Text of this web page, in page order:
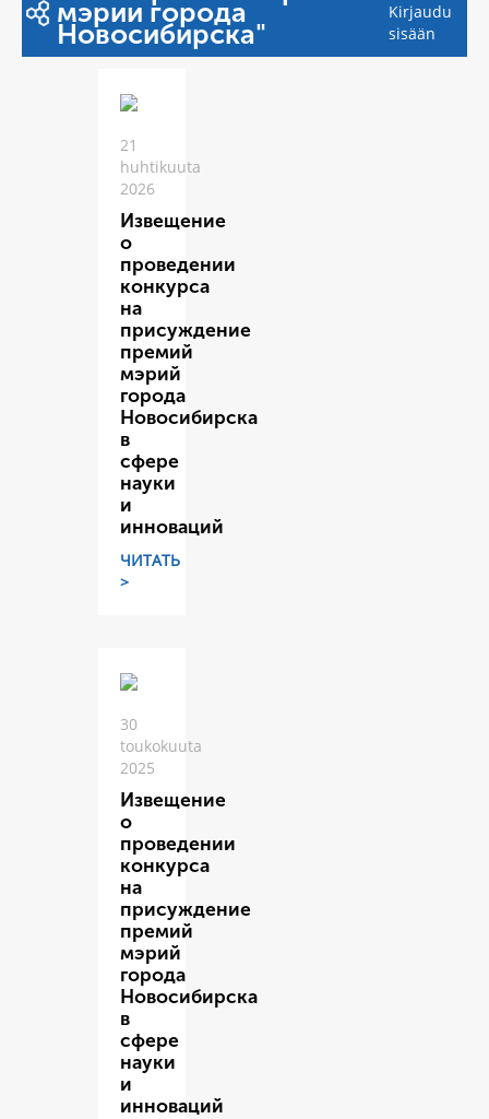
мэрии города
Новосибирска"
Kirjaudu
sisään
21
huhtikuuta
2026
Извещение
о
проведении
конкурса
на
присуждение
премий
мэрий
города
Новосибирска
в
сфере
науки
и
инноваций
ЧИТАТЬ
>
30
toukokuuta
2025
Извещение
о
проведении
конкурса
на
присуждение
премий
мэрий
города
Новосибирска
в
сфере
науки
и
инноваций